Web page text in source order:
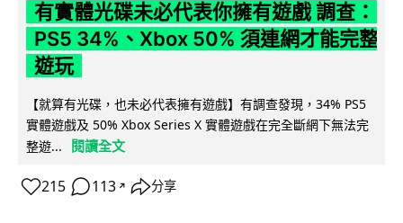
有實體光碟未必代表你擁有遊戲 調查：
PS5 34%、Xbox 50% 須連網才能完整
遊玩
【就算有光碟，也未必代表擁有遊戲】有調查發現，34% PS5
實體遊戲及 50% Xbox Series X 實體遊戲在完全斷網下無法完
整遊...
閱讀全文
215 113 ↗ 分享